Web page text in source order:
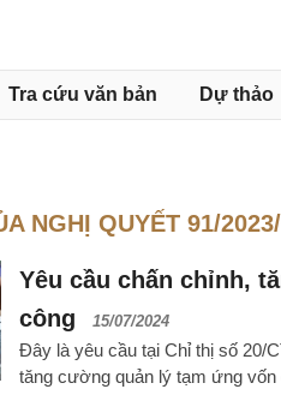
Tra cứu văn bản Dự thảo
NGHỊ QUYẾT 91/
Yêu cầu chấn chỉnh,
công
15/07/2024
Đây là yêu cầu tại Chỉ thị số 20/
tăng cường quản lý tạm ứng